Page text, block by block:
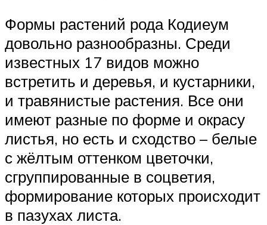
Формы растений рода Кодиеум
довольно разнообразны. Среди
известных 17 видов можно
встретить и деревья, и кустарники,
и травянистые растения. Все они
имеют разные по форме и окрасу
листья, но есть и сходство – белые
с жёлтым оттенком цветочки,
сгруппированные в соцветия,
формирование которых происходит
в пазухах листа.